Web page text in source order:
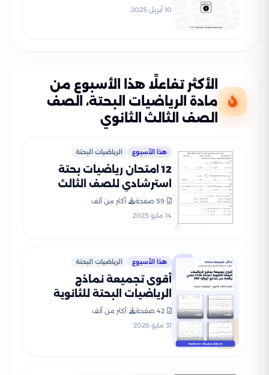
الرسمية
10 أبريل 2025
الأكثر تفاعلًا هذا الأسبوع من
مادة الرياضيات البحتة، الصف
الصف الثالث الثانوي
هذا الأسبوع الرياضيات البحتة
12 امتحان رياضيات بحتة
استرشادي للصف الثالث
الثانوي 2025 بصيغة PDF
59 صفحة
أكثر من ألف
14 مايو 2025
هذا الأسبوع الرياضيات البحتة
أقوى تجميعة نماذج
الرياضيات البحتة للثانوية
العامة 2026 علمي رياضة من
نماذج الوزارة PDF
42 صفحة
أكثر من ألف
31 مايو 2026